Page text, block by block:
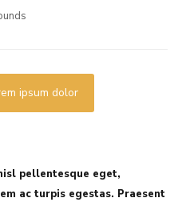
ipsum dolor
pellentesque eget,
ac turpis egestas. Praesent